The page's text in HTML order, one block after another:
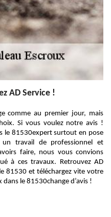
AD Service !
comme au premier jour, mais
Si vous voulez notre avis !
le 81530expert surtout en pose
travail de professionnel et
faire, nous vous convions
à ces travaux. Retrouvez AD
81530 et téléchargez vite votre
dans le 81530change d’avis !